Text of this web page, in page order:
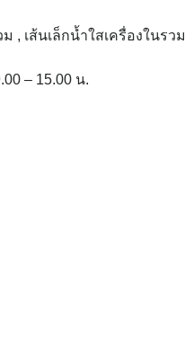
, เส้นเล็กน้ำใสเครื่องในรวม
– 15.00 น.